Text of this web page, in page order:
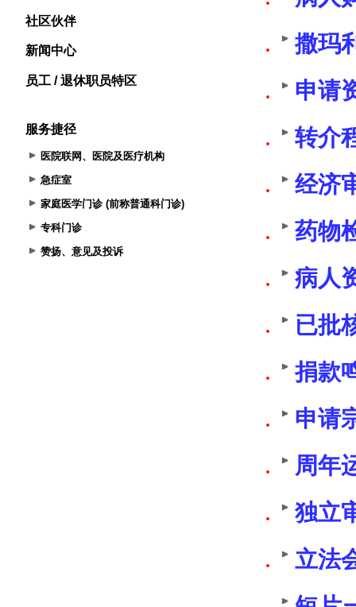
社区伙伴
新闻中心
员工 / 退休职员特区
服务捷径
医院联网、医院及医疗机构
急症室
家庭医学门诊 (前称普通科门诊)
专科门诊
赞扬、意见及投诉